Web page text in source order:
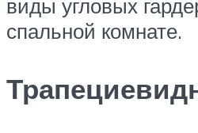
виды угловых
спальной комнате.